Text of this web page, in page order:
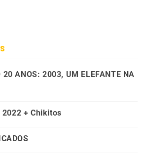
20 ANOS: 2003, UM ELEFANTE NA
+ Chikitos